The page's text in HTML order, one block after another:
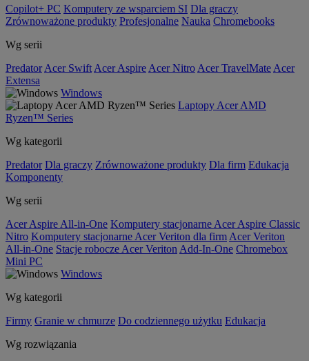
Copilot+ PC Komputery ze wsparciem SI Dla graczy
Zrównoważone produkty Profesjonalne Nauka Chromebooks
Wg serii
Predator Acer Swift Acer Aspire Acer Nitro Acer TravelMate Acer
Extensa
Windows
Laptopy Acer AMD
Ryzen™ Series
Wg kategorii
Predator Dla graczy Zrównoważone produkty Dla firm Edukacja
Komponenty
Wg serii
Acer Aspire All-in-One Komputery stacjonarne Acer Aspire Classic
Nitro Komputery stacjonarne Acer Veriton dla firm Acer Veriton
All-in-One Stacje robocze Acer Veriton Add-In-One Chromebox
Mini PC
Windows
Wg kategorii
Firmy Granie w chmurze Do codziennego użytku Edukacja
Wg rozwiązania